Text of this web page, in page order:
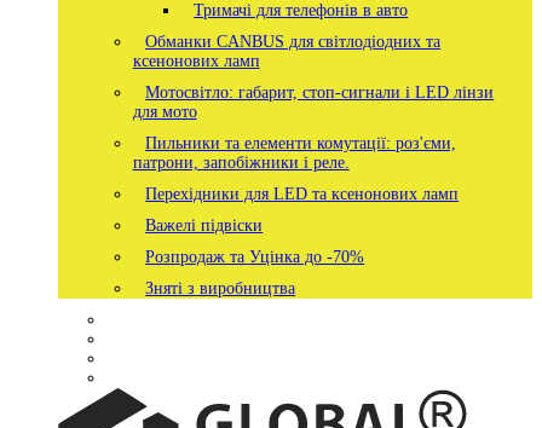
Тримачі для телефонів в авто
Обманки CANBUS для світлодіодних та
ксенонових ламп
Мотосвітло: габарит, стоп-сигнали і LED лінзи
для мото
Пильники та елементи комутації: роз'єми,
патрони, запобіжники і реле.
Перехідники для LED та ксенонових ламп
Важелі підвіски
Розпродаж та Уцінка до -70%
Зняті з виробництва